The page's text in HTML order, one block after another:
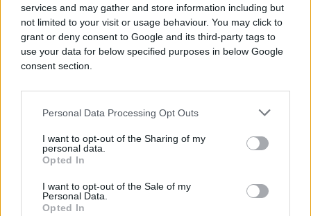
services and may gather and store information including but
not limited to your visit or usage behaviour. You may click to
grant or deny consent to Google and its third-party tags to
use your data for below specified purposes in below Google
consent section.
Personal Data Processing Opt Outs
I want to opt-out of the Sharing of my
personal data.
Opted In
I want to opt-out of the Sale of my
Personal Data.
Opted In
ISPOVIJESTI